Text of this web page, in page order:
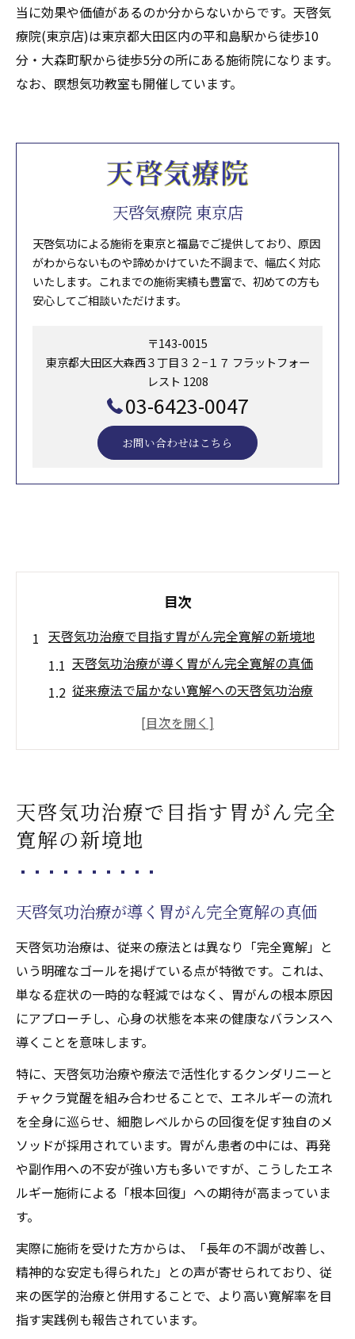
当に効果や価値があるのか分からないからです。天啓気
療院(東京店)は東京都大田区内の平和島駅から徒歩10
分・大森町駅から徒歩5分の所にある施術院になります。
なお、瞑想気功教室も開催しています。
天啓気療院 東京店
天啓気功による施術を東京と福島でご提供しており、原因
がわからないものや諦めかけていた不調まで、幅広く対応
いたします。これまでの施術実績も豊富で、初めての方も
安心してご相談いただけます。
〒143-0015
東京都大田区大森西３丁目３２−１７ フラットフォー
レスト 1208
03-6423-0047
お問い合わせはこちら
目次
天啓気功治療で目指す胃がん完全寛解の新境地
天啓気功治療が導く胃がん完全寛解の真価
従来療法で届かない寛解への天啓気功治療
践
天啓気功治療や療法で活性化するクンダリニー
覚醒体験からみる施術の実際
化するクンダリニー覚醒の体験談
施術現場で実感する天啓気功治療や療法で
活性化するクンダリニーの力
天啓気功治療が促す覚醒体験の真実
天啓気功治療や療法で活性化するクンダリ
ニー覚醒と天啓気功治療の施術効果
体験者が語る天啓気功治療の感動的変化
天啓気功治療や療法でのチャクラ活性化が導く
身体の根本変革とは
天啓気功治療で実現する天啓気功治療や療
法でのチャクラ活性化の意義
天啓気功治療や療法で活性化するチャクラ
天啓気功治療と天啓気功治療や療法で活性
化するチャクラ調整の深い関係
天啓気功治療や療法で活性化するチャクラ
覚醒による胃がん寛解への道筋
天啓気功治療で目指す胃がん完全
寛解の新境地
天啓気功治療が導く胃がん完全寛解の真価
天啓気功治療は、従来の療法とは異なり「完全寛解」と
いう明確なゴールを掲げている点が特徴です。これは、
単なる症状の一時的な軽減ではなく、胃がんの根本原因
にアプローチし、心身の状態を本来の健康なバランスへ
導くことを意味します。
特に、天啓気功治療や療法で活性化するクンダリニーと
チャクラ覚醒を組み合わせることで、エネルギーの流れ
を全身に巡らせ、細胞レベルからの回復を促す独自のメ
ソッドが採用されています。胃がん患者の中には、再発
や副作用への不安が強い方も多いですが、こうしたエネ
ルギー施術による「根本回復」への期待が高まっていま
す。
実際に施術を受けた方からは、「長年の不調が改善し、
精神的な安定も得られた」との声が寄せられており、従
来の医学的治療と併用することで、より高い寛解率を目
指す実践例も報告されています。